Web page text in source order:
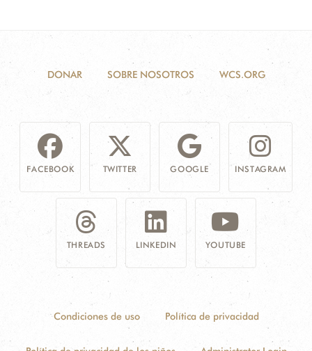
DONAR SOBRE NOSOTROS WCS.ORG
FACEBOOK TWITTER GOOGLE INSTAGRAM
THREADS LINKEDIN YOUTUBE
Condiciones de uso Política de privacidad